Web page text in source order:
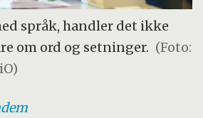
språk, handler det ikke
om ord og setninger. (Foto: